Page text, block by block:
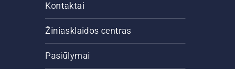
Kontaktai
Žiniasklaidos centras
Pasiūlymai